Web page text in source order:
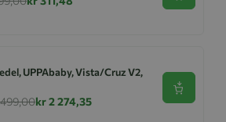
UPPAbaby, Vista/Cruz V2,
kr 2 274,35
Se